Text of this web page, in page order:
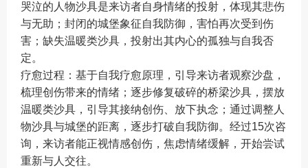
哭泣的人物沙具是来访者自身情绪的投射，体现其悲伤
与无助；封闭的城堡象征自我防御，害怕再次受到伤
害；缺失温暖类沙具，投射出其内心的孤独与自我否
定。
疗愈过程：基于自我疗愈原理，引导来访者观察沙盘，
梳理创伤带来的情绪；逐步修复破碎的桥梁沙具，摆放
温暖类沙具，引导其接纳创伤、放下执念；通过调整人
物沙具与城堡的距离，逐步打破自我防御。经过15次咨
询，来访者能正视情感创伤，焦虑情绪缓解，开始尝试
重新与人交往。